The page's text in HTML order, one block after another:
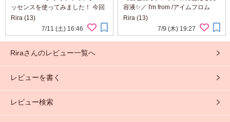
ッセンスを使ってみました！ 今回
は、ANETOS クラリファイング エ
ッセンスをお試ししました。 こち
らは、小鼻などの気になる部分を
栓専用クリーナ...
Rira (13)
7/11 (土) 16:46
容液✨／ I'm from /アイムフロム
「アプリコットビタエクソソーム
ワンデーセラム」を使ってみまし
た🍑 1回使い切りタイプなので衛
Rira (13)
7/9 (木) 19:27
Riraさんのレビュー一覧へ
レビューを書く
レビュー検索